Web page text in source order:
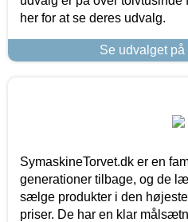
her for at se deres udvalg.
Se udvalget
SymaskineTorvet.dk er en
generationer tilbage, og de
sælge produkter i den
priser. De har en klar